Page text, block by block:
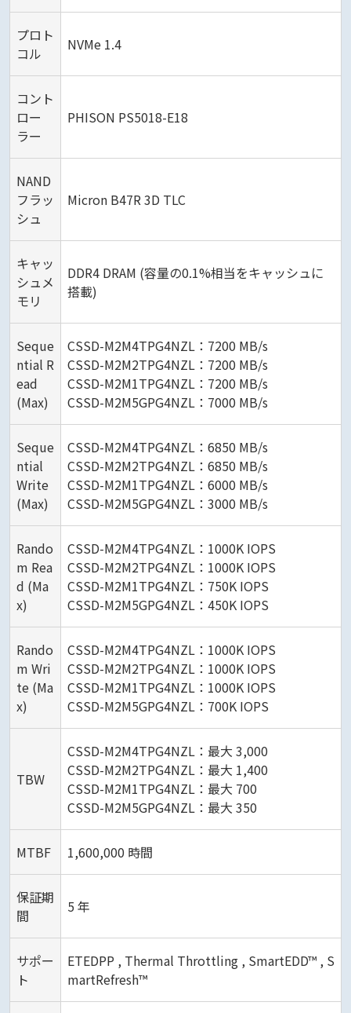
プロト
コル
NVMe 1.4
コント
ロー
ラー
PHISON PS5018-E18
NAND
フラッ
シュ
Micron B47R 3D TLC
キャッ
シュメ
モリ
DDR4 DRAM (容量の0.1%相当をキャッシュに
搭載)
Seque
ntial R
ead
(Max)
CSSD-M2M4TPG4NZL：7200 MB/s
CSSD-M2M2TPG4NZL：7200 MB/s
CSSD-M2M1TPG4NZL：7200 MB/s
CSSD-M2M5GPG4NZL：7000 MB/s
Seque
ntial
Write
(Max)
CSSD-M2M4TPG4NZL：6850 MB/s
CSSD-M2M2TPG4NZL：6850 MB/s
CSSD-M2M1TPG4NZL：6000 MB/s
CSSD-M2M5GPG4NZL：3000 MB/s
Rando
m Rea
d (Ma
x)
CSSD-M2M4TPG4NZL：1000K IOPS
CSSD-M2M2TPG4NZL：1000K IOPS
CSSD-M2M1TPG4NZL：750K IOPS
CSSD-M2M5GPG4NZL：450K IOPS
Rando
m Wri
te (Ma
x)
CSSD-M2M4TPG4NZL：1000K IOPS
CSSD-M2M2TPG4NZL：1000K IOPS
CSSD-M2M1TPG4NZL：1000K IOPS
CSSD-M2M5GPG4NZL：700K IOPS
TBW
CSSD-M2M4TPG4NZL：最大 3,000
CSSD-M2M2TPG4NZL：最大 1,400
CSSD-M2M1TPG4NZL：最大 700
CSSD-M2M5GPG4NZL：最大 350
MTBF 1,600,000 時間
保証期
間
5 年
サポー
ト
ETEDPP , Thermal Throttling , SmartEDD™ , S
martRefresh™